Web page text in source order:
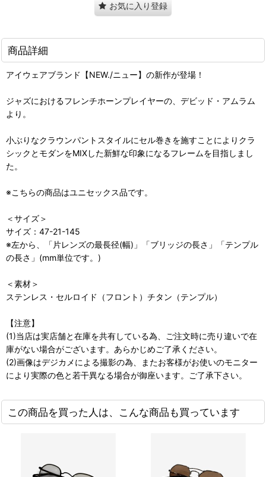
お気に入り登録
商品詳細
アイウェアブランド【NEW./ニュー】の新作が登場！
ジャズにおけるフレンチホーンプレイヤーの、デビッド・アムラム
より。
小ぶりなクラウンパントスタイルにセル巻きを施すことによりクラ
シックとモダンをMIXした新鮮な印象になるフレームを目指しまし
た。
※こちらの商品はユニセックス品です。
＜サイズ＞
サイズ：47-21-145
※左から、「片レンズの最長径(幅)」「ブリッジの長さ」「テンプル
の長さ」(mm単位です。)
＜素材＞
ステンレス・セルロイド（フロント）チタン（テンプル）
【注意】
(1)当店は実店舗と在庫を共有している為、ご注文時に売り違いで在
庫がない場合がございます。あらかじめご了承ください。
(2)画像はデジカメによる撮影の為、またお客様がお使いのモニター
により実際の色と若干異なる場合が御座います。ご了承下さい。
この商品を買った人は、こんな商品も買っています